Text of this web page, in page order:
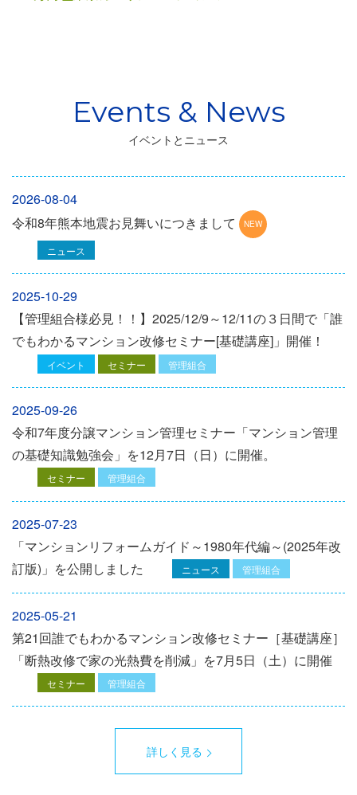
イベントとニュース
2026-08-04
令和8年熊本地震お見舞いにつきまして
ニュース
2025-10-29
【管理組合様必見！！】2025/12/9～12/11の３日間で「誰
でもわかるマンション改修セミナー[基礎講座]」開催！
イベント セミナー 管理組合
2025-09-26
令和7年度分譲マンション管理セミナー「マンション管理
の基礎知識勉強会」を12⽉7⽇（⽇）に開催。
セミナー 管理組合
2025-07-23
「マンションリフォームガイド～1980年代編～(2025年改
訂版)」を公開しました
ニュース 管理組合
2025-05-21
第21回誰でもわかるマンション改修セミナー［基礎講座］
「断熱改修で家の光熱費を削減」を7月5日（土）に開催
セミナー 管理組合
詳しく見る